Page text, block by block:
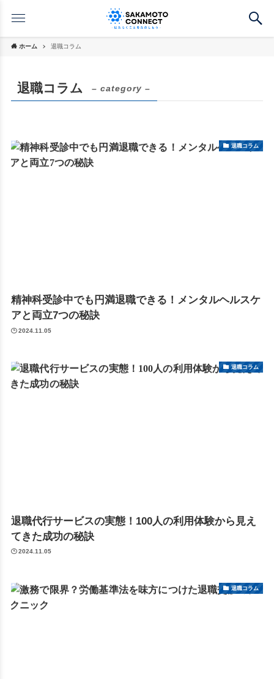
ホーム 退職コラム
退職コラム – category –
退職コラム
精神科受診中でも円満退職できる！メンタルヘルスケ
アと両立7つの秘訣
2024.11.05
退職コラム
退職代行サービスの実態！100人の利用体験から見え
てきた成功の秘訣
2024.11.05
退職コラム